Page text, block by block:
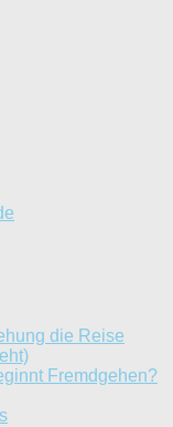
die Reise
Fremdgehen?